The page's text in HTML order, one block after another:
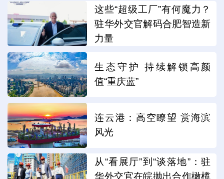
这些“超级工厂”有何魔力？
驻华外交官解码合肥智造新
力量
生态守护 持续解锁高颜
值“重庆蓝”
连云港：高空瞭望 赏海滨
风光
从“看展厅”到“谈落地”：驻
华外交官在皖抛出合作橄榄